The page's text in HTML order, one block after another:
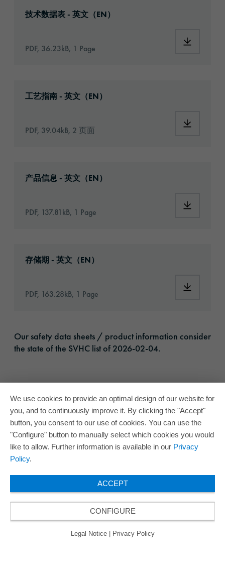
技术数据表 - 英文（EN）
PDF, 36.23kB, 1 Page
工艺指南 - 英文（EN）
PDF, 39.04kB, 2 页面
产品信息 - 英文（EN）
PDF, 137.81kB, 1 Page
存储期 - 英文（EN）
PDF, 163.28kB, 1 Page
Our safety data sheets / product information consider
the state of the SVHC list of 2026-02-04.
We use cookies to provide an optimal design of our website for
you, and to continuously improve it. By clicking the "Accept"
button, you consent to our use of cookies. You can use the
"Configure" button to manually select which cookies you would
like to allow. Further information is available in our Privacy
Policy.
ACCEPT
CONFIGURE
Legal Notice Privacy Policy